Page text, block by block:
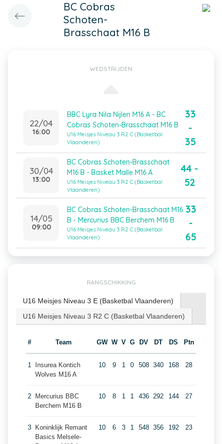
BC Cobras
Schoten-
Brasschaat M16 B
WEDSTRIJDEN
22/04
16:00
BBC Lyra Nila Nijlen M16 A - BC
Cobras Schoten-Brasschaat M16 B
U16 Meisjes Niveau 3 R2 C (Basketbal
Vlaanderen)
33
-
35
30/04
13:00
BC Cobras Schoten-Brasschaat
M16 B - Basket Malle M16 A
U16 Meisjes Niveau 3 R2 C (Basketbal
Vlaanderen)
44 -
52
14/05
09:00
BC Cobras Schoten-Brasschaat M16
B - Mercurius BBC Berchem M16 B
U16 Meisjes Niveau 3 R2 C (Basketbal
Vlaanderen)
33
-
65
RANGSCHIKKING
U16 Meisjes Niveau 3 E (Basketbal Vlaanderen)
U16 Meisjes Niveau 3 R2 C (Basketbal Vlaanderen)
# Team GW W V G DV DT DS Ptn
1
Insurea Kontich
Wolves M16 A
10 9 1 0 508 340 168 28
2
Mercurius BBC
Berchem M16 B
10 8 1 1 436 292 144 27
3
Koninklijk Remant
Basics Melsele-
10 6 3 1 548 356 192 23